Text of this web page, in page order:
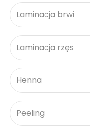
Laminacja brwi
Laminacja rzęs
Henna
Peeling